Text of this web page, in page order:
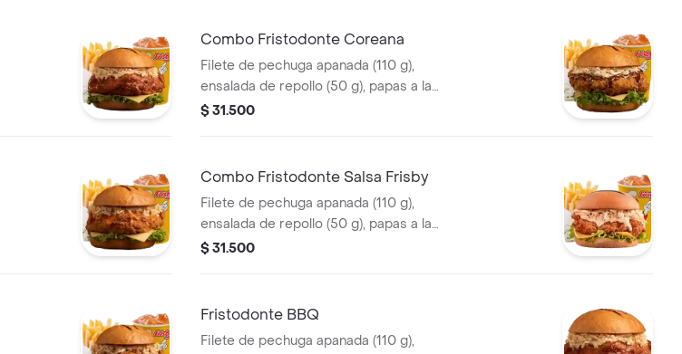
Combo Fristodonte Coreana
Filete de pechuga apanada (110 g),
ensalada de repollo (50 g), papas a la
francesa mediana (60 g) y gaseosa (325
$ 31.500
Combo Fristodonte Salsa Frisby
Filete de pechuga apanada (110 g),
ensalada de repollo (50 g), papas a la
francesa mediana (60 g) y gaseosa (325
$ 31.500
Fristodonte BBQ
Filete de pechuga apanada (110 g),